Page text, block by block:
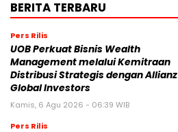
BERITA TERBARU
Pers Rilis
UOB Perkuat Bisnis Wealth
Management melalui Kemitraan
Distribusi Strategis dengan Allianz
Global Investors
Kamis, 6 Agu 2026 - 06:39 WIB
Pers Rilis